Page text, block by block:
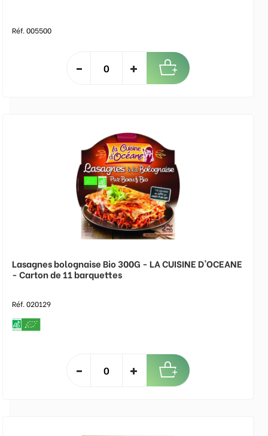
Réf. 005500
Lasagnes bolognaise Bio 300G - LA CUISINE D'OCEANE
- Carton de 11 barquettes
Réf. 020129